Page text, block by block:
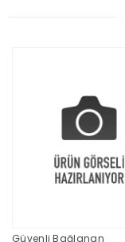
Güvenli Bağlanan